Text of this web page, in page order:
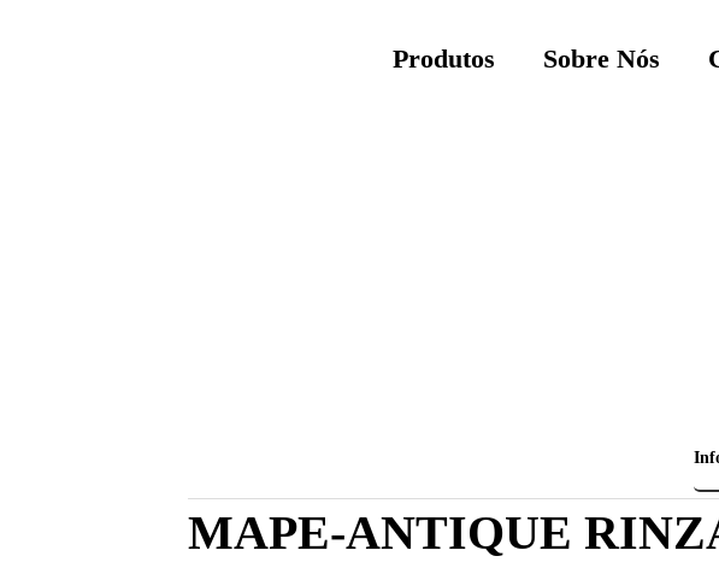
Produtos Sobre Nós
MAPE-ANTIQUE